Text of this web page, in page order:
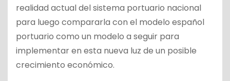
realidad actual del sistema portuario nacional
para luego compararla con el modelo español
portuario como un modelo a seguir para
implementar en esta nueva luz de un posible
crecimiento económico.